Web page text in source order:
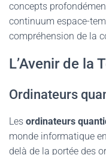
concepts
continuum espace-
compréhension de la
L’Avenir de la
Ordinateurs
Les ordinateurs
monde informatique
delà de la portée des